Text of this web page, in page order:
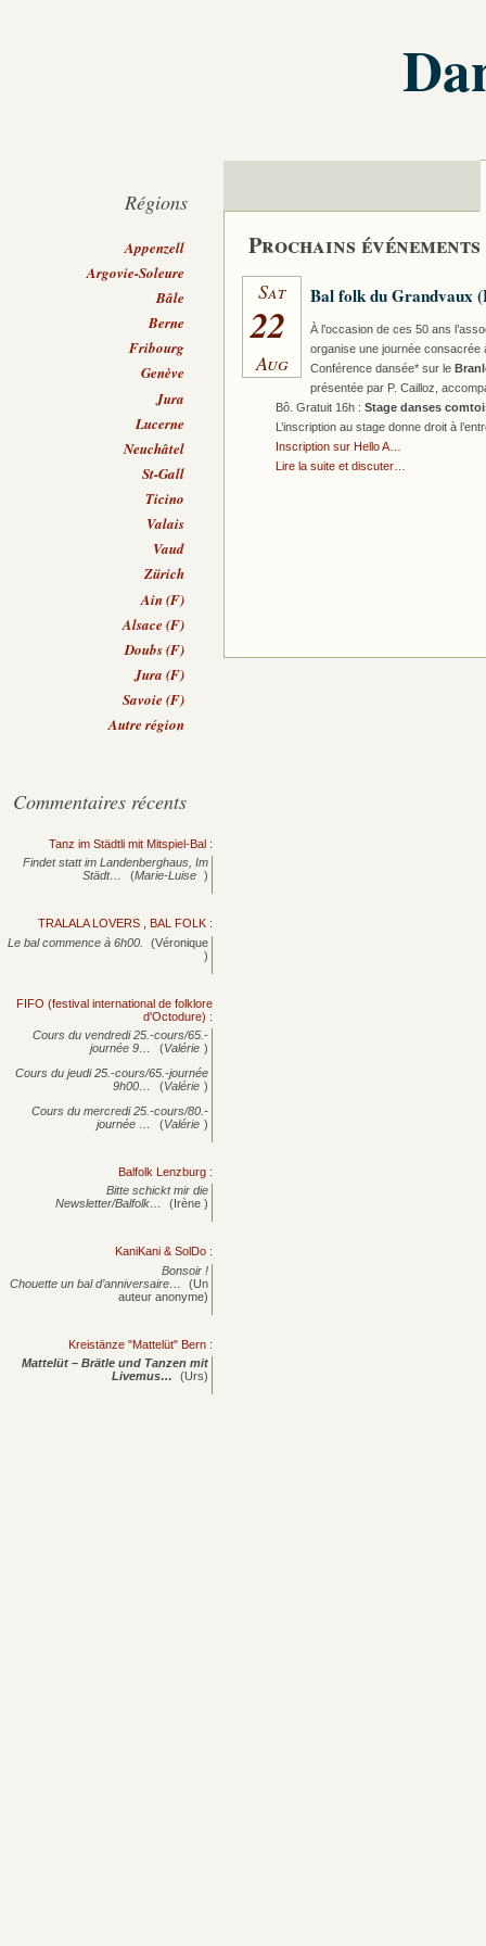
Prochains événements
Sat
22
Aug
Bal folk du Grandvaux
À l’occasion de ces 50 ans
organise une journée consacrée
Conférence dansée* sur le
présentée par P. Cailloz,
Bô. Gratuit 16h : Stage danses
L’inscription au stage donne droit à
Inscription sur Hello A…
Lire la suite et discuter…
Régions
Appenzell
Argovie-Soleure
Bâle
Berne
Fribourg
Genève
Jura
Lucerne
Neuchâtel
St-Gall
Ticino
Valais
Vaud
Zürich
Ain (F)
Alsace (F)
Doubs (F)
Jura (F)
Savoie (F)
Autre région
Commentaires récents
Tanz im Städtli mit Mitspiel-Bal :
Findet statt im Landenberghaus, Im
Städt…
(Marie-Luise )
TRALALA LOVERS , BAL FOLK :
Le bal commence à 6h00.
(Véronique
)
FIFO (festival international de folklore
d'Octodure) :
Cours du vendredi 25.-cours/65.-
journée 9… (Valérie )
Cours du jeudi 25.-cours/65.-journée
9h00…
(Valérie )
Cours du mercredi 25.-cours/80.-
journée … (Valérie )
Balfolk Lenzburg :
Bitte schickt mir die
Newsletter/Balfolk…
(Irène )
KaniKani & SolDo :
Bonsoir !
Chouette un bal d’anniversaire…
(Un
auteur anonyme)
Kreistänze "Mattelüt" Bern :
Mattelüt – Brätle und Tanzen mit
Livemus…
(Urs)